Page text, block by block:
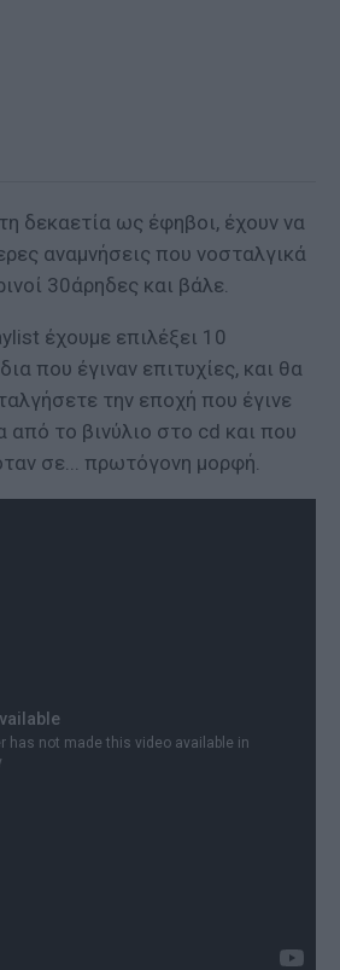
δεκαετία ως έφηβοι, έχουν να
αναμνήσεις που νοσταλγικά
30άρηδες και βάλε.
έχουμε επιλέξει 10
που έγιναν επιτυχίες, και θα
την εποχή που έγινε
το βινύλιο στο cd και που
σε... πρωτόγονη μορφή.